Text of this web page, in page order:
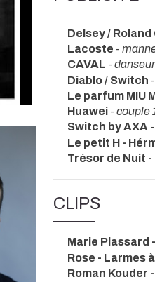
Delsey /
Lacoste -
CAVAL - danseur
Diablo / Switch
Le parfum MIU
Huawei - couple
Switch by AXA -
Le petit H -
Trésor de Nuit
CLIPS
Marie Plassard
Rose - Larmes
Roman Kouder